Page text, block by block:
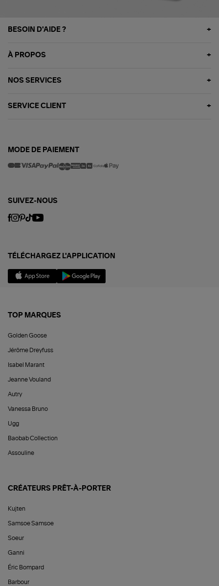
BESOIN D'AIDE ?
À PROPOS
NOS SERVICES
SERVICE CLIENT
MODE DE PAIEMENT
SUIVEZ-NOUS
TÉLÉCHARGEZ L'APPLICATION
TOP MARQUES
Golden Goose
Jérôme Dreyfuss
Isabel Marant
Jeanne Vouland
Autry
Vanessa Bruno
Ugg
Baobab Collection
Assouline
CRÉATEURS PRÊT-À-PORTER
Kujten
Samsoe Samsoe
Soeur
Ganni
Éric Bompard
Barbour